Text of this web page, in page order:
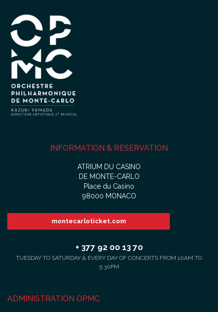
INFORMATION & RÉSERVATION
ATRIUM DU CASINO
DE MONTE-CARLO
Place du Casino
98000 MONACO
montecarloticket.com
+ 377 92 00 13 70
TUESDAY TO SATURDAY & EVERY DAY OF CONCERTS FROM 10AM TO
5:30PM
ADMINISTRATION OPMC